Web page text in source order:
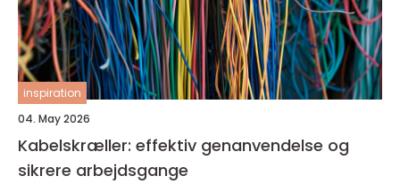
inspiration
04. May 2026
Kabelskræller: effektiv genanvendelse og
sikrere arbejdsgange